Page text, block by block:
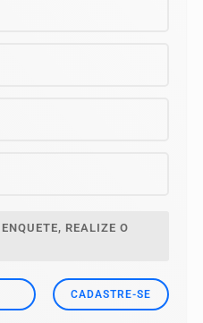
REALIZE O
CADASTRE-SE